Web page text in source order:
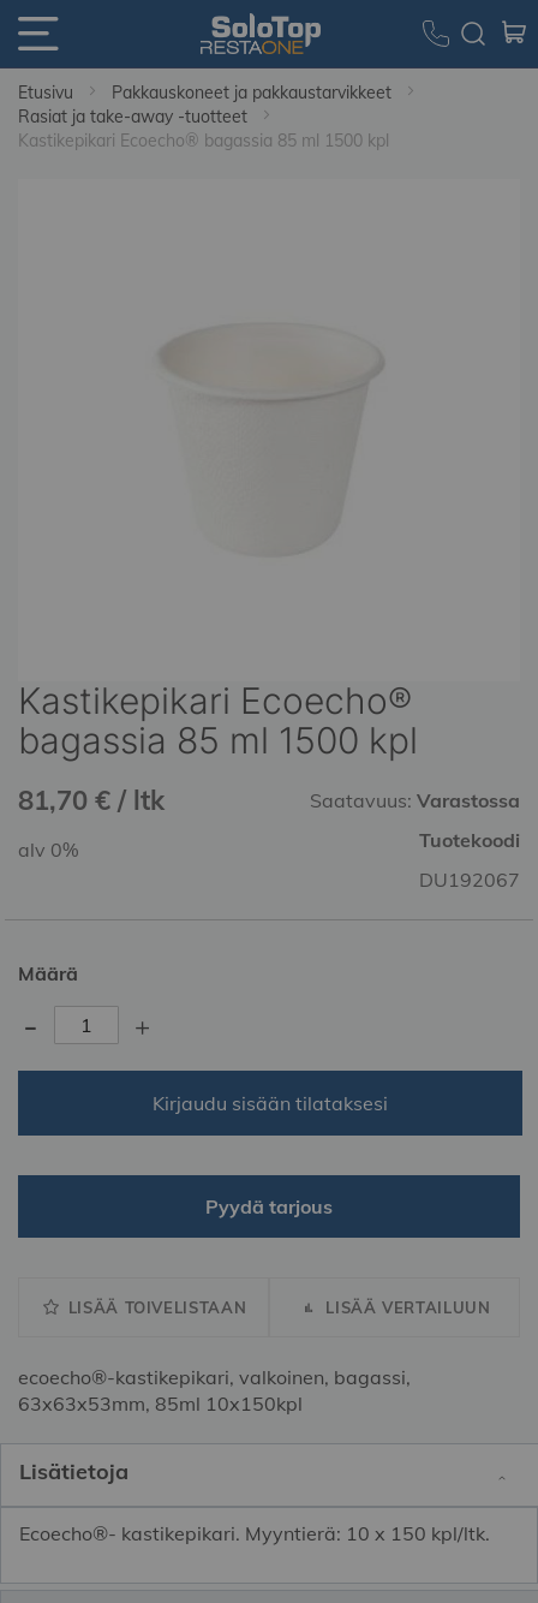
Etusivu
Pakkauskoneet ja pakkaustarvikkeet
Rasiat ja take-away -tuotteet
Kastikepikari Ecoecho® bagassia 85 ml 1500 kpl
Kastikepikari Ecoecho®
bagassia 85 ml 1500 kpl
81,70 € / ltk Saatavuus: Varastossa
Tuotekoodi
DU192067
alv 0%
Määrä
- +
Kirjaudu sisään tilataksesi
Pyydä tarjous
LISÄÄ TOIVELISTAAN LISÄÄ VERTAILUUN
ecoecho®-kastikepikari, valkoinen, bagassi,
63x63x53mm, 85ml 10x150kpl
Skip
to
the
of
images
Lisätietoja
Ecoecho®- kastikepikari. Myyntierä: 10 x 150 kpl/ltk.